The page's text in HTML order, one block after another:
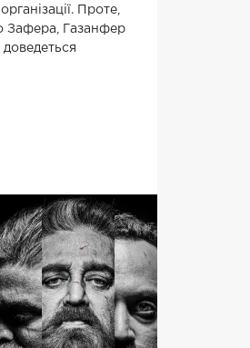
Проте,
Зафера, Газанфер